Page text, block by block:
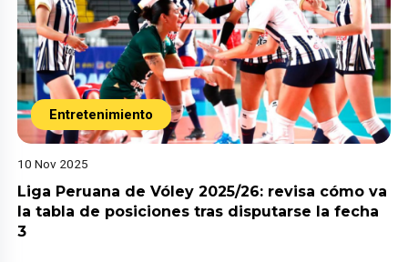
Entretenimiento
10 Nov 2025
Liga Peruana de Vóley 2025/26: revisa cómo va
la tabla de posiciones tras disputarse la fecha
3